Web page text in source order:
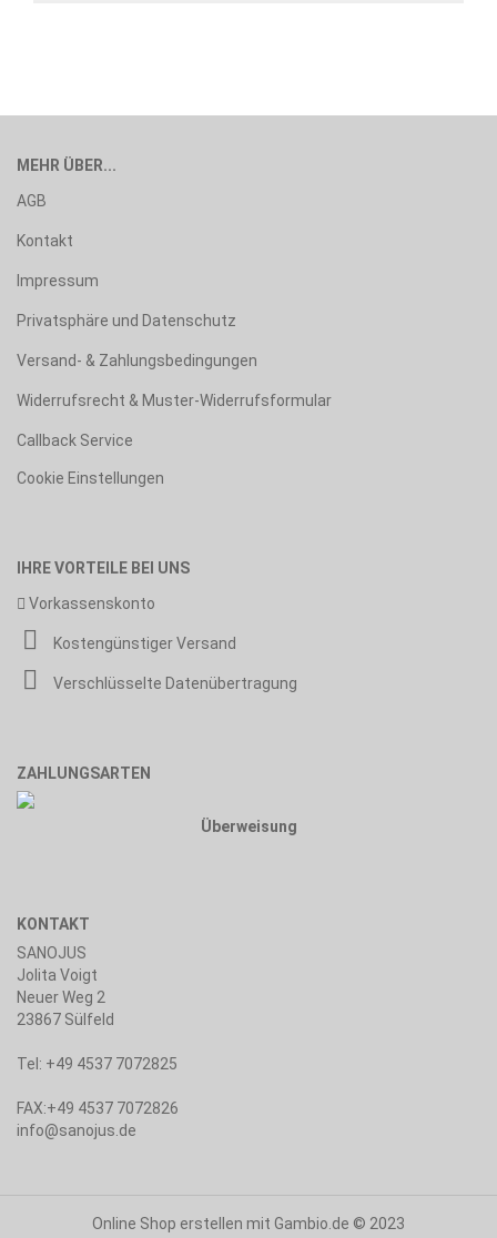
MEHR ÜBER...
AGB
Kontakt
Impressum
Privatsphäre und Datenschutz
Versand- & Zahlungsbedingungen
Widerrufsrecht & Muster-Widerrufsformular
Callback Service
Cookie Einstellungen
IHRE VORTEILE BEI UNS
Vorkassenskonto
Kostengünstiger Versand
Verschlüsselte Datenübertragung
ZAHLUNGSARTEN
Überweisung
KONTAKT
SANOJUS
Jolita Voigt
Neuer Weg 2
23867 Sülfeld
Tel: +49 4537 7072825
FAX:+49 4537 7072826
info@sanojus.de
Online Shop erstellen mit Gambio.de © 2023